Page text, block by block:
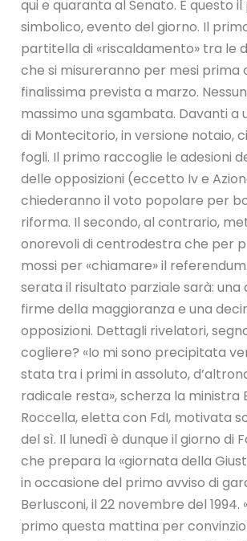
qui e quaranta al Senato. È questo
simbolico, evento del giorno. Il
partitella di «riscaldamento» tra le
che si misureranno per mesi prima
finalissima prevista a marzo.
massimo una sgambata. Davanti a
di Montecitorio, in versione notaio,
fogli. Il primo raccoglie le adesioni
delle opposizioni (eccetto Iv e
chiederanno il voto popolare per
riforma. Il secondo, al contrario,
onorevoli di centrodestra che per
mossi per «chiamare» il
serata il risultato parziale sarà: una
firme della maggioranza e una
opposizioni. Dettagli rivelatori,
cogliere? «Io mi sono precipitata
stata tra i primi in assoluto,
radicale resta», scherza la ministra
Roccella, eletta con FdI, motivata
del sì. Il lunedì è dunque il giorno di
che prepara la «giornata della
in occasione del primo avviso di
Berlusconi, il 22 novembre del 1994.
primo questa mattina per